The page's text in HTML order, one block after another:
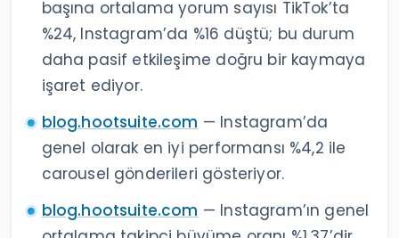
içeriklerden sonra tekrarlanan kayıplar daha
yakından incelenmelidir.
Takipçi kaybı başladığında içerik
paylaşmayı bırakmalı mıyım?
Genellikle hayır. Önce kaybın başladığı
dönemi inceleyin, gerekirse sıklığı azaltın ve
konu tutarlılığını düzeltin. Tamamen durmak
karşılaştırma yapmayı zorlaştırabilir.